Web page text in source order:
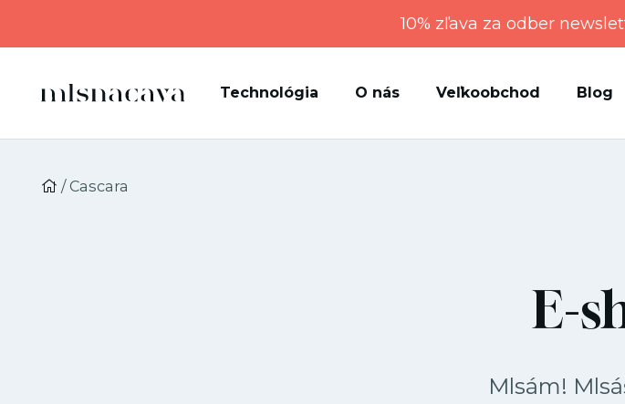
10% zľava za odber
Technológia O nás Veľkoobchod Blog
/ Cascara
E-
Mlsám!